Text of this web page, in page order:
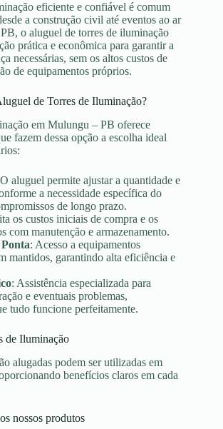
eficiente e confiável é comum
a construção civil até eventos ao ar
o aluguel de torres de iluminação
prática e econômica para garantir a
necessárias, sem os altos custos de
de equipamentos próprios.
de Torres de Iluminação?
em Mulungu – PB oferece
fazem dessa opção a escolha ideal
aluguel permite ajustar a quantidade e
a necessidade específica do
de longo prazo.
os custos iniciais de compra e os
com manutenção e armazenamento.
: Acesso a equipamentos
mantidos, garantindo alta eficiência e
: Assistência especializada para
e eventuais problemas,
tudo funcione perfeitamente.
de Iluminação
alugadas podem ser utilizadas em
benefícios claros em cada
nossos produtos